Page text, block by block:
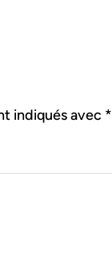
indiqués avec *